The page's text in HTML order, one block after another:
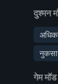
दुश्मन
गेम मॉड